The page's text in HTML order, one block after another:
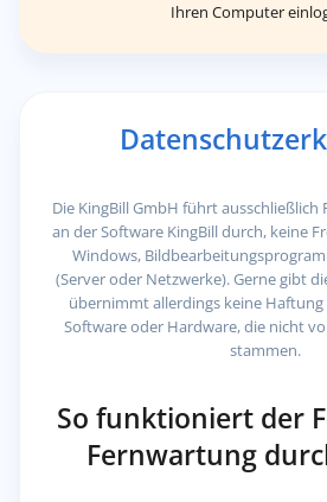
Ihren Computer
Die KingBill GmbH führt
an der Software KingBill durch, keine
Windows,
(Server oder Netzwerke). Gerne gibt
übernimmt allerdings keine
Software oder Hardware, die nicht
stammen.
So funktioniert der
Fernwartung